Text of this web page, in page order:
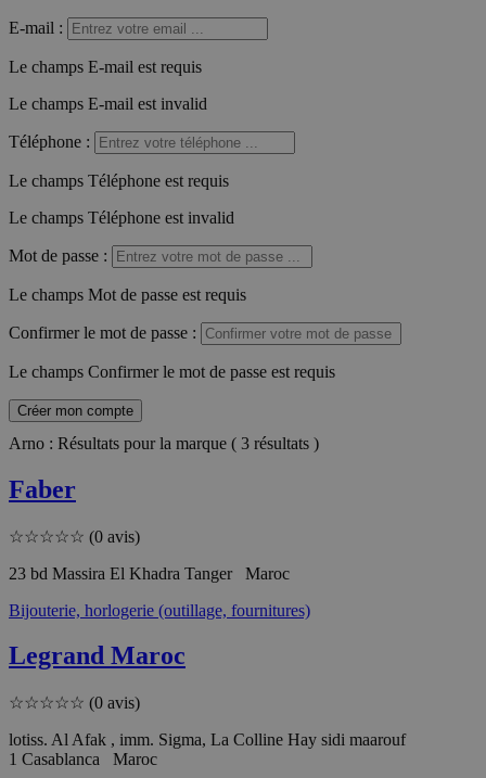
E-mail :
Le champs E-mail est requis
Le champs E-mail est invalid
Téléphone :
Le champs Téléphone est requis
Le champs Téléphone est invalid
Mot de passe :
Le champs Mot de passe est requis
Confirmer le mot de passe :
Le champs Confirmer le mot de passe est requis
Créer mon compte
Arno : Résultats pour la marque ( 3 résultats )
Faber
☆☆☆☆☆ (0 avis)
23 bd Massira El Khadra Tanger Maroc
Bijouterie, horlogerie (outillage, fournitures)
Legrand Maroc
☆☆☆☆☆ (0 avis)
lotiss. Al Afak , imm. Sigma, La Colline Hay sidi maarouf
1 Casablanca Maroc